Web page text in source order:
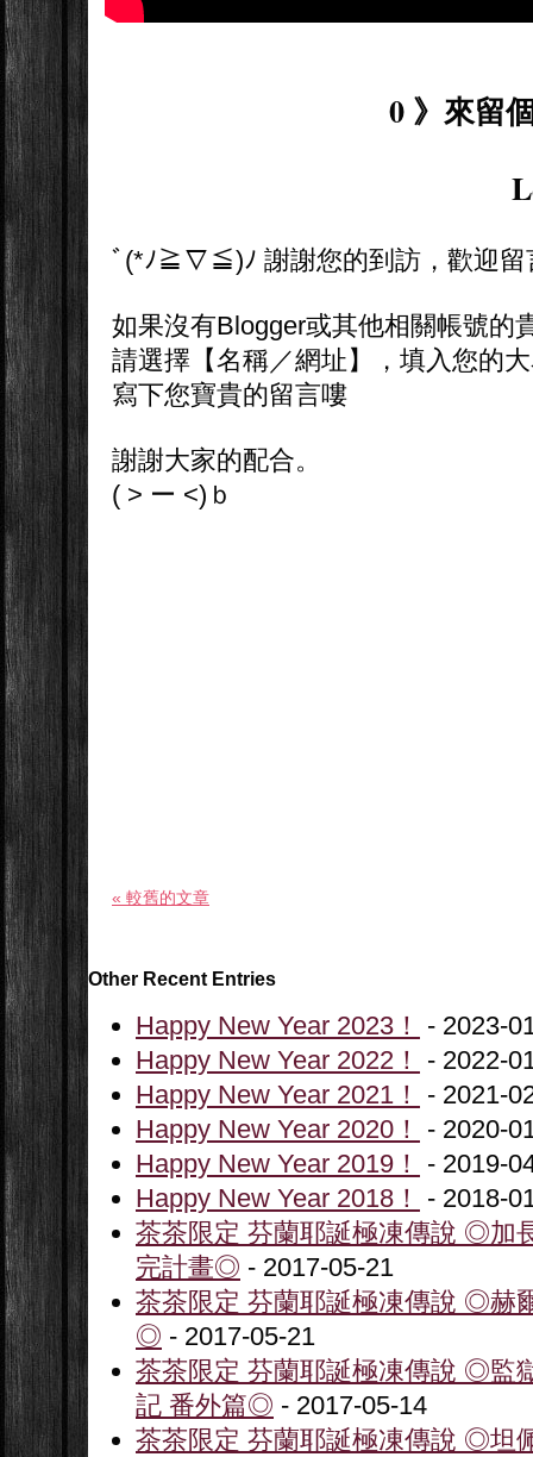
0 》來留
ﾞ(*ﾉ≧∇≦)ﾉ 謝謝您的到訪，歡迎留
如果沒有Blogger或其他相關帳號的
請選擇【名稱／網址】，填入您的
寫下您寶貴的留言嘍
謝謝大家的配合。
( > ー <)ｂ
« 較舊的文章
Other Recent Entries
Happy New Year 2023！
- 2023-
Happy New Year 2022！
- 2022-
Happy New Year 2021！
- 2021-
Happy New Year 2020！
- 2020-
Happy New Year 2019！
- 2019-
Happy New Year 2018！
- 2018-
茶茶限定 芬蘭耶誕極凍傳說 ◎加
完計畫◎ - 2017-05-21
茶茶限定 芬蘭耶誕極凍傳說 ◎赫
◎ - 2017-05-21
茶茶限定 芬蘭耶誕極凍傳說 ◎監
記 番外篇◎ - 2017-05-14
茶茶限定 芬蘭耶誕極凍傳說 ◎坦